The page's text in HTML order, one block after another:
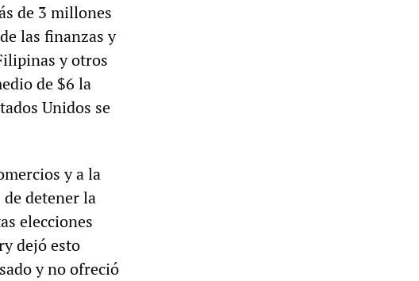
de 3 millones
las finanzas y
y otros
de $6 la
Unidos se
y a la
detener la
elecciones
dejó esto
y no ofreció